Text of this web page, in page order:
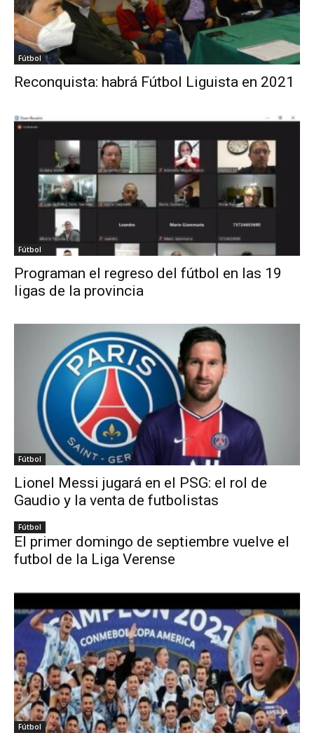
Fútbol
Reconquista: habrá Fútbol Liguista en 2021
Fútbol
Programan el regreso del fútbol en las 19
ligas de la provincia
Fútbol
Lionel Messi jugará en el PSG: el rol de
Gaudio y la venta de futbolistas
Fútbol
El primer domingo de septiembre vuelve el
futbol de la Liga Verense
Fútbol